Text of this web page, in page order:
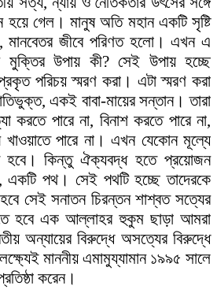
হয়ে গেল। মানুষ অতি মহান একটি সৃষ্টি
মানবেতর জীবে পরিণত হলো। এখন এ
মুক্তির উপায় কী? সেই উপায় হচ্ছে
পরিচয় স্মরণ করা। এটা স্মরণ করা
একই বাবা-মায়ের সন্তান। তারা
পারে না, বিনাশ করতে পারে না,
পারে না। এখন যেকোন মূল্যে
হবে। কিন্তু ঐক্যবদ্ধ হতে প্রয়োজন
পথ। সেই পথটি হচ্ছে তাদেরকে
সেই সনাতন চিরন্তন শাশ্বত সত্যের
হবে এক আল্লাহর হুকুম ছাড়া আমরা
অন্যায়ের বিরুদ্ধে অসত্যের বিরুদ্ধে
মাননীয় এমামুয্যামান ১৯৯৫ সালে
করেন।